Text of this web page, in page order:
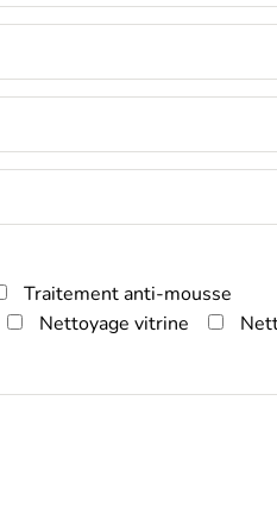
Traitement anti-mousse
Nettoyage vitrine